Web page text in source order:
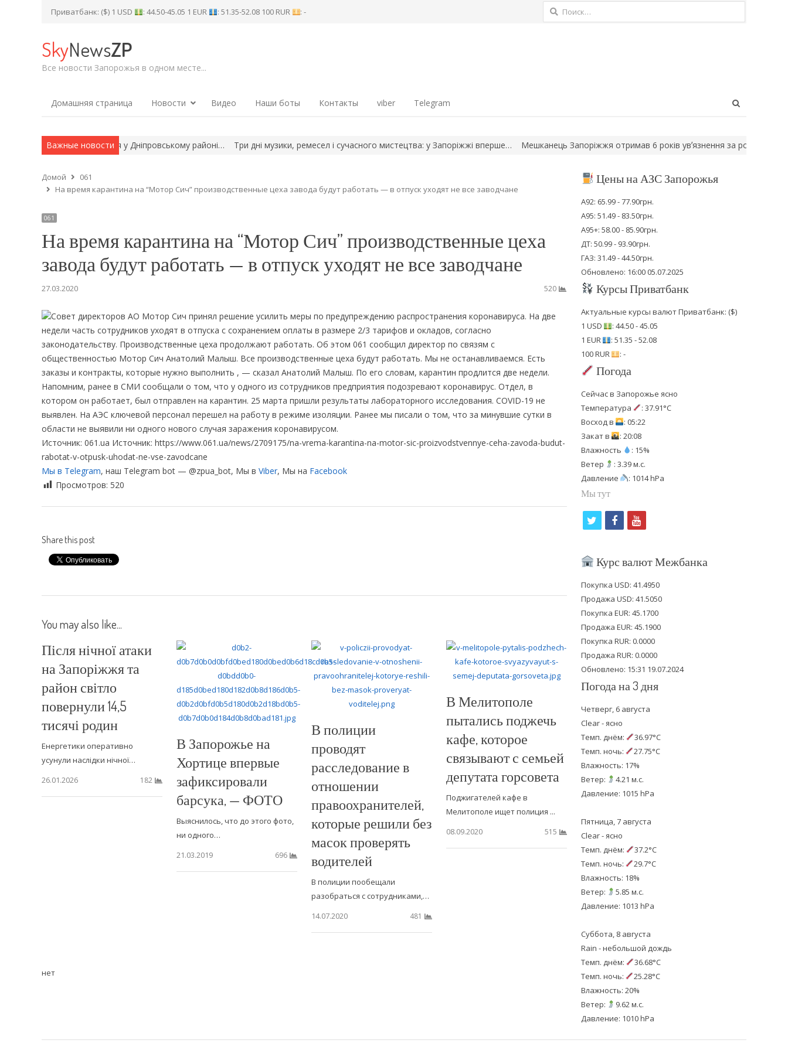
Приватбанк: ($) 1 USD : 44.50-45.05 1 EUR : 51.35-52.08 100 RUR : - Найти:
SkyNewsZP
Все новости Запорожья в одном месте...
Домашняя страница Новости Видео Наши боты Контакты viber Telegram
Важные новости
який загубився у Дніпровському районі… Три дні музики, ремесел і сучасного мистецтва: у Запоріжжі вперше… Мешканець Запоріжжя отримав 6 років увʼязнення за розбещення
Домой
061
На время карантина на “Мотор Сич” производственные цеха завода будут работать — в отпуск уходят не все заводчане
061
На время карантина на “Мотор Сич” производственные цеха
завода будут работать — в отпуск уходят не все заводчане
27.03.2020 520
Совет директоров АО Мотор Сич принял решение усилить меры по предупреждению распространения коронавируса. На две
недели часть сотрудников уходят в отпуска с сохранением оплаты в размере 2/3 тарифов и окладов, согласно
законодательству. Производственные цеха продолжают работать. Об этом 061 сообщил директор по связям с
общественностью Мотор Сич Анатолий Малыш. Все производственные цеха будут работать. Мы не останавливаемся. Есть
заказы и контракты, которые нужно выполнить , — сказал Анатолий Малыш. По его словам, карантин продлится две недели.
Напомним, ранее в СМИ сообщали о том, что у одного из сотрудников предприятия подозревают коронавирус. Отдел, в
котором он работает, был отправлен на карантин. 25 марта пришли результаты лабораторного исследования. COVID-19 не
выявлен. На АЭС ключевой персонал перешел на работу в режиме изоляции. Ранее мы писали о том, что за минувшие сутки в
области не выявили ни одного нового случая заражения коронавирусом.
Источник: 061.ua Источник: https://www.061.ua/news/2709175/na-vrema-karantina-na-motor-sic-proizvodstvennye-ceha-zavoda-budut-
rabotat-v-otpusk-uhodat-ne-vse-zavodcane
Мы в Telegram, наш Telegram bot — @zpua_bot, Мы в Viber, Мы на Facebook
Просмотров: 520
Share this post
You may also like...
Після нічної атаки
на Запоріжжя та
район світло
повернули 14,5
тисячі родин
Енергетики оперативно
усунули наслідки нічної…
26.01.2026
182
В Запорожье на
Хортице впервые
зафиксировали
барсука, — ФОТО
Выяснилось, что до этого фото,
ни одного…
21.03.2019
696
В полиции
проводят
расследование в
отношении
правоохранителей,
которые решили без
масок проверять
водителей
В полиции пообещали
разобраться с сотрудниками,…
14.07.2020
481
В Мелитополе
пытались поджечь
кафе, которое
связывают с семьей
депутата горсовета
Поджигателей кафе в
Мелитополе ищет полиция ...
08.09.2020
515
нет
Цены на АЗС Запорожья
А92: 65.99 - 77.90грн.
А95: 51.49 - 83.50грн.
А95+: 58.00 - 85.90грн.
ДТ: 50.99 - 93.90грн.
ГАЗ: 31.49 - 44.50грн.
Обновлено: 16:00 05.07.2025
Курсы Приватбанк
Актуальные курсы валют Приватбанк: ($)
1 USD
: 44.50 - 45.05
1 EUR
: 51.35 - 52.08
100 RUR
: -
Погода
Сейчас в Запорожье ясно
Температура
: 37.91°C
Восход в
: 05:22
Закат в
: 20:08
Влажность
: 15%
Ветер
: 3.39 м.с.
Давление
: 1014 hPa
Мы тут
i
t
e
r
f
c
b
o
o
k
y
u
u
b
e
Курс валют Межбанка
Покупка USD: 41.4950
Продажа USD: 41.5050
Покупка EUR: 45.1700
Продажа EUR: 45.1900
Покупка RUR: 0.0000
Продажа RUR: 0.0000
Обновлено: 15:31 19.07.2024
Погода на 3 дня
Четверг, 6 августа
Clear - ясно
Темп. днём:
36.97°C
Темп. ночь:
27.75°C
Влажность: 17%
Ветер:
4.21 м.с.
Давление: 1015 hPa
Пятница, 7 августа
Clear - ясно
Темп. днём:
37.2°C
Темп. ночь:
29.7°C
Влажность: 18%
Ветер:
5.85 м.с.
Давление: 1013 hPa
Суббота, 8 августа
Rain - небольшой дождь
Темп. днём:
36.68°C
Темп. ночь:
25.28°C
Влажность: 20%
Ветер:
9.62 м.с.
Давление: 1010 hPa